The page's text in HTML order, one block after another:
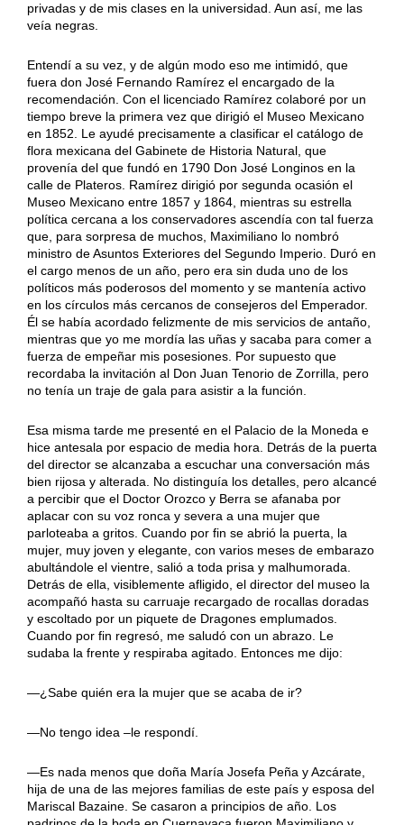
privadas y de mis clases en la universidad. Aun así, me las
veía negras.
Entendí a su vez, y de algún modo eso me intimidó, que
fuera don José Fernando Ramírez el encargado de la
recomendación. Con el licenciado Ramírez colaboré por un
tiempo breve la primera vez que dirigió el Museo Mexicano
en 1852. Le ayudé precisamente a clasificar el catálogo de
flora mexicana del Gabinete de Historia Natural, que
provenía del que fundó en 1790 Don José Longinos en la
calle de Plateros. Ramírez dirigió por segunda ocasión el
Museo Mexicano entre 1857 y 1864, mientras su estrella
política cercana a los conservadores ascendía con tal fuerza
que, para sorpresa de muchos, Maximiliano lo nombró
ministro de Asuntos Exteriores del Segundo Imperio. Duró en
el cargo menos de un año, pero era sin duda uno de los
políticos más poderosos del momento y se mantenía activo
en los círculos más cercanos de consejeros del Emperador.
Él se había acordado felizmente de mis servicios de antaño,
mientras que yo me mordía las uñas y sacaba para comer a
fuerza de empeñar mis posesiones. Por supuesto que
recordaba la invitación al Don Juan Tenorio de Zorrilla, pero
no tenía un traje de gala para asistir a la función.
Esa misma tarde me presenté en el Palacio de la Moneda e
hice antesala por espacio de media hora. Detrás de la puerta
del director se alcanzaba a escuchar una conversación más
bien rijosa y alterada. No distinguía los detalles, pero alcancé
a percibir que el Doctor Orozco y Berra se afanaba por
aplacar con su voz ronca y severa a una mujer que
parloteaba a gritos. Cuando por fin se abrió la puerta, la
mujer, muy joven y elegante, con varios meses de embarazo
abultándole el vientre, salió a toda prisa y malhumorada.
Detrás de ella, visiblemente afligido, el director del museo la
acompañó hasta su carruaje recargado de rocallas doradas
y escoltado por un piquete de Dragones emplumados.
Cuando por fin regresó, me saludó con un abrazo. Le
sudaba la frente y respiraba agitado. Entonces me dijo:
—¿Sabe quién era la mujer que se acaba de ir?
—No tengo idea –le respondí.
—Es nada menos que doña María Josefa Peña y Azcárate,
hija de una de las mejores familias de este país y esposa del
Mariscal Bazaine. Se casaron a principios de año. Los